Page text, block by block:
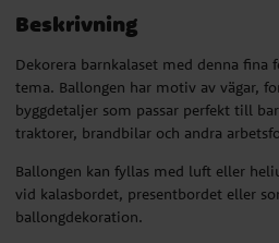
Beskrivning
Dekorera barnkalaset med denna fina
tema. Ballongen har motiv av vägar,
byggdetaljer som passar perfekt till
traktorer, brandbilar och andra
Ballongen kan fyllas med luft eller
vid kalasbordet, presentbordet eller
ballongdekoration.